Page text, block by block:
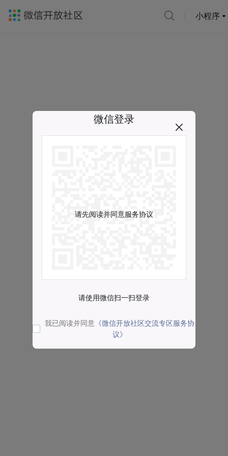
小程序
微信登录
请先阅读并同意服务协议
请使用微信扫一扫登录
我已阅读并同意 《微信开放社区交流专区服务协
议》